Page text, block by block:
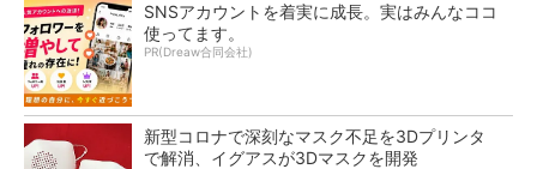
SNSアカウントを着実に成長。実はみんなココ
使ってます。
PR(Dreaw合同会社)
新型コロナで深刻なマスク不足を3Dプリンタ
で解消、イグアスが3Dマスクを開発